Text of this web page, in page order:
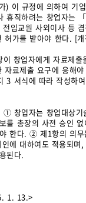
) 이 규정에 의하여 기
휴직하려는 창업자는
임교원 사외이사 등 겸
허가를 받아야 한다. [
창업자에게 자료제
자료제출 요구에 응해
3 서식에 따라 작성하
① 창업자는 창업대상기
를 총장의 사전 승인
한다. ② 제1항의 의무
에 대하여도 적용되며
된다.
1. 13.>